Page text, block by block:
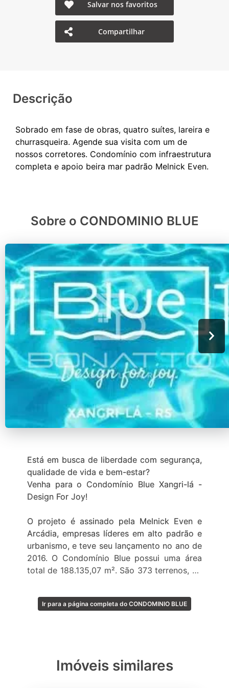
Salvar nos favoritos
Compartilhar
Descrição
Sobrado em fase de obras, quatro suítes, lareira e
churrasqueira. Agende sua visita com um de
nossos corretores. Condomínio com infraestrutura
Sobre o CONDOMINIO BLUE
Está em busca de liberdade com segurança,
qualidade de vida e bem-estar?
Venha para o Condomínio Blue Xangri-lá -
Design For Joy!
O projeto é assinado pela Melnick Even e
Arcádia, empresas líderes em alto padrão e
urbanismo, e teve seu lançamento no ano de
2016. O Condomínio Blue possui uma área
total de 188.135,07 m². São 373 terrenos, de
prontas para quem gosta de vivenciar
momentos com conforto e muito estilo.
arquitetura moderna, paisagismo
Ir para a página completa do CONDOMINIO BLUE
Imóveis similares